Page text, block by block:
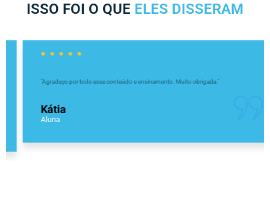
ISSO FOI O QUE ELES DISSERAM
"Agradeço por todo esse conteúdo e ensinamento. Muito obrigada."
Kátia
Aluna